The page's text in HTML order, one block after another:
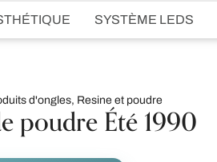
SYSTÈME LEDS
d'ongles, Resine et poudre
poudre Été 1990